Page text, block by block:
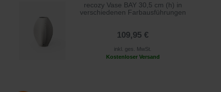
recozy Vase BAY 30,5 cm (h) in
verschiedenen Farbausführungen
109,95 €
inkl. ges. MwSt.
Kostenloser Versand